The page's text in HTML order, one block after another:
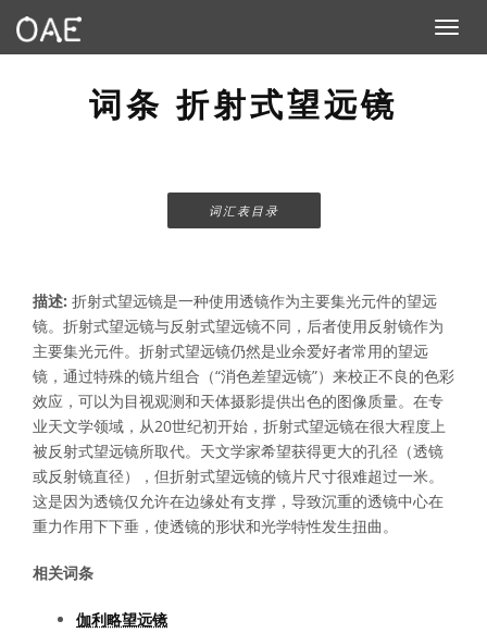
Toggle
词条 折射式望远镜
词汇表目录
描述: 折射式望远镜是一种使用透镜作为主要集光元件的望远
镜。折射式望远镜与反射式望远镜不同，后者使用反射镜作为
主要集光元件。折射式望远镜仍然是业余爱好者常用的望远
镜，通过特殊的镜片组合（“消色差望远镜”）来校正不良的色彩
效应，可以为目视观测和天体摄影提供出色的图像质量。在专
业天文学领域，从20世纪初开始，折射式望远镜在很大程度上
被反射式望远镜所取代。天文学家希望获得更大的孔径（透镜
或反射镜直径），但折射式望远镜的镜片尺寸很难超过一米。
这是因为透镜仅允许在边缘处有支撑，导致沉重的透镜中心在
重力作用下下垂，使透镜的形状和光学特性发生扭曲。
相关词条
伽利略望远镜